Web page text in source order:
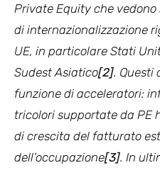
Private Equity che vedono
di internazionalizzazione
UE, in particolare Stati
Sudest Asiatico[2]. Questi
funzione di acceleratori:
tricolori supportate da PE
di crescita del fatturato
dell’occupazione[3]. In